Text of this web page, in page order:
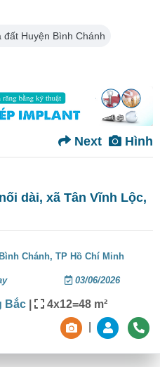
đất Huyện Bình Chánh
Hình
Next
dài, xã Tân Vĩnh Lộc,
Chánh,TP Hồ Chí Minh
03/06/2026
Bắc | 4x12=48 m²